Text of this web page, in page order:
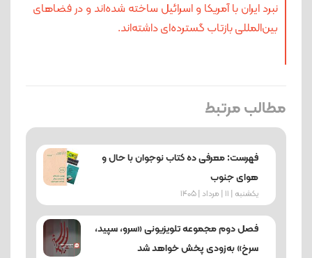
نبرد ایران با آمریکا و اسرائیل ساخته شده‌اند و در فضا‌های
بین‌المللی بازتاب گسترده‌ای داشته‌اند.
مطالب مرتبط
فهرست: معرفی ده کتاب نوجوان با حال و
هوای جنوب
یکشنبه | 11 | مرداد | 1405
فصل دوم مجموعه تلویزیونی «سرو، سپید،
سرخ» به‌زودی پخش خواهد شد